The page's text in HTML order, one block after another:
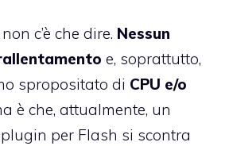
non c’è che dire. Nessun
e, soprattutto,
spropositato di CPU e/o
è che, attualmente, un
per Flash si scontra